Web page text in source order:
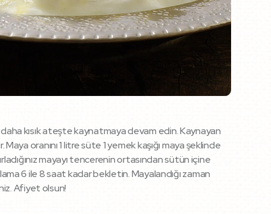
kısık ateşte kaynatmaya devam edin. Kaynayan
oranını 1 litre süte 1 yemek kaşığı maya şeklinde
mayayı tencerenin ortasından sütün içine
6 ile 8 saat kadar bekletin. Mayalandığı zaman
Afiyet olsun!